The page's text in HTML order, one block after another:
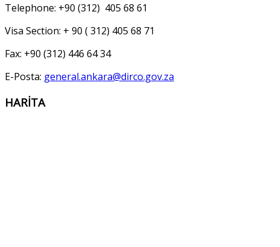
Telephone: +90 (312) 405 68 61
Visa Section: + 90 ( 312) 405 68 71
Fax: +90 (312) 446 64 34
E-Posta: general.ankara@dirco.gov.za
HARİTA